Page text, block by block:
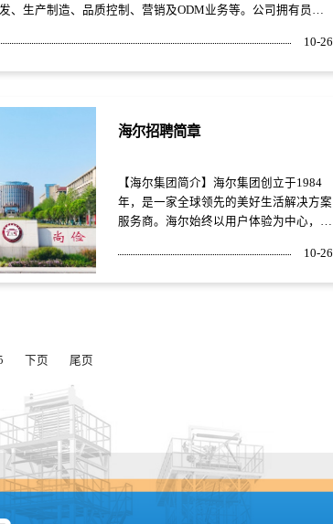
、生产制造、品质控制、营销及ODM业务等。公司拥有员工
、画质、屏驱动、无线、外设、PCB设计、光学、结构、软件等
10-26
海尔招聘简章
【海尔集团简介】海尔集团创立于1984
年，是一家全球领先的美好生活解决方案
服务商。海尔始终以用户体验为中心，连
牌，是BrandZ全球百强品牌中第一个且
10-26
下页 尾页